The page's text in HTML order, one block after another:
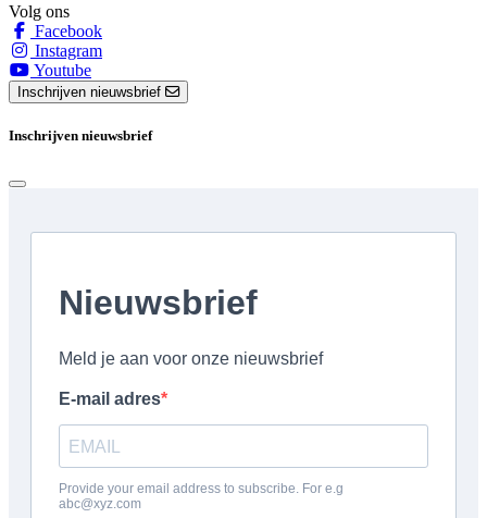
Volg ons
Facebook
Instagram
Youtube
Inschrijven nieuwsbrief
Inschrijven nieuwsbrief